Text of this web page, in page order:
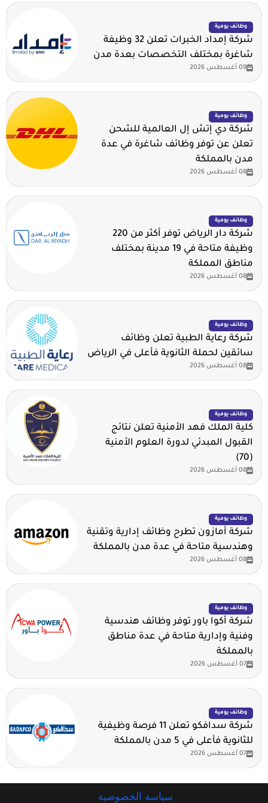
وظائف يومية
شركة إمداد الخبرات تعلن 32 وظيفة
شاغرة بمختلف التخصصات بعدة مدن
09 أغسطس 2026
وظائف يومية
شركة دي إتش إل العالمية للشحن
تعلن عن توفر وظائف شاغرة في عدة
مدن بالمملكة
08 أغسطس 2026
وظائف يومية
شركة دار الرياض توفر أكثر من 220
وظيفة متاحة في 19 مدينة بمختلف
مناطق المملكة
08 أغسطس 2026
وظائف يومية
شركة رعاية الطبية تعلن وظائف
سائقين لحملة الثانوية فأعلى في الرياض
08 أغسطس 2026
وظائف يومية
كلية الملك فهد الأمنية تعلن نتائج
القبول المبدئي لدورة العلوم الأمنية
(70)
08 أغسطس 2026
وظائف يومية
شركة أمازون تطرح وظائف إدارية وتقنية
وهندسية متاحة في عدة مدن بالمملكة
08 أغسطس 2026
وظائف يومية
شركة أكوا باور توفر وظائف هندسية
وفنية وإدارية متاحة في عدة مناطق
بالمملكة
07 أغسطس 2026
وظائف يومية
شركة سدافكو تعلن 11 فرصة وظيفية
للثانوية فأعلى في 5 مدن بالمملكة
07 أغسطس 2026
سياسة الخصوصية